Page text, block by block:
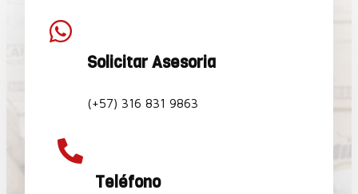

Solicitar Asesoria
(+57) 316 831 9863

Teléfono